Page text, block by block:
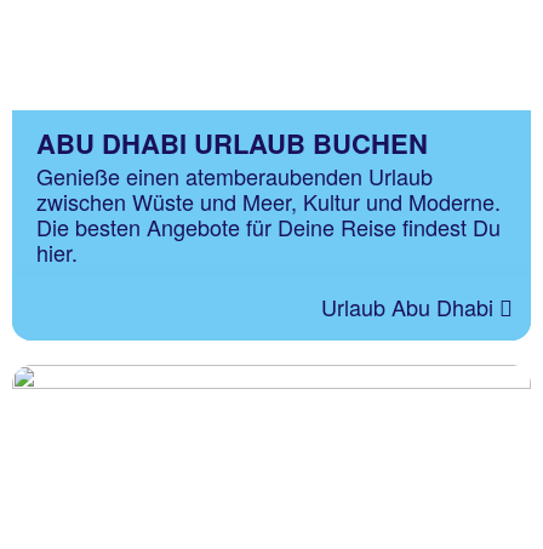
ABU DHABI URLAUB BUCHEN
Genieße einen atemberaubenden Urlaub
zwischen Wüste und Meer, Kultur und Moderne.
Die besten Angebote für Deine Reise findest Du
hier.
Urlaub Abu Dhabi